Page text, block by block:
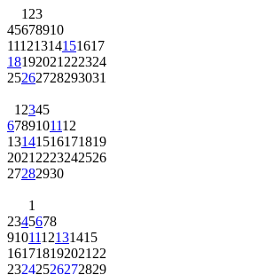
1 23
45678910
11121314151617
18192021 222324
25262728293031
1 2345
6789101112
13141516171819
2021 2223242526
27282930
1
2345678
9101112131415
161718192021 22
23242526272829